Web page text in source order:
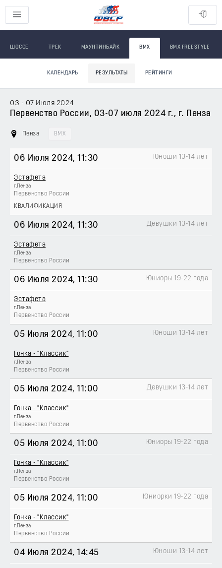
ШОССЕ ТРЕК МАУНТИНБАЙК BMX BMX FREESTYLE
КАЛЕНДАРЬ РЕЗУЛЬТАТЫ РЕЙТИНГИ
03 - 07 Июля 2024
Первенство России, 03-07 июля 2024 г., г. Пенза
Пенза BMX
06 Июля 2024, 11:30
Эстафета
г.Пенза
Первенство России
Юноши 13-14 лет
КВАЛИФИКАЦИЯ
06 Июля 2024, 11:30
Эстафета
г.Пенза
Первенство России
Девушки 13-14 лет
06 Июля 2024, 11:30
Эстафета
г.Пенза
Первенство России
Юниоры 19-22 года
05 Июля 2024, 11:00
Гонка - "Классик"
г.Пенза
Первенство России
Юноши 13-14 лет
05 Июля 2024, 11:00
Гонка - "Классик"
г.Пенза
Первенство России
Девушки 13-14 лет
05 Июля 2024, 11:00
Гонка - "Классик"
г.Пенза
Первенство России
Юниоры 19-22 года
05 Июля 2024, 11:00
Гонка - "Классик"
г.Пенза
Первенство России
Юниорки 19-22 года
04 Июля 2024, 14:45 Юноши 13-14 лет